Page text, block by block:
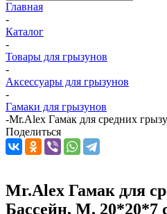
Главная
-
Каталог
-
Товары для грызунов
-
Аксессуары для грызунов
-
Гамаки для грызунов
-Mr.Alex Гамак для средних
Поделиться
Mr.Alex Гамак для
Бассейн, M, 20*20*7